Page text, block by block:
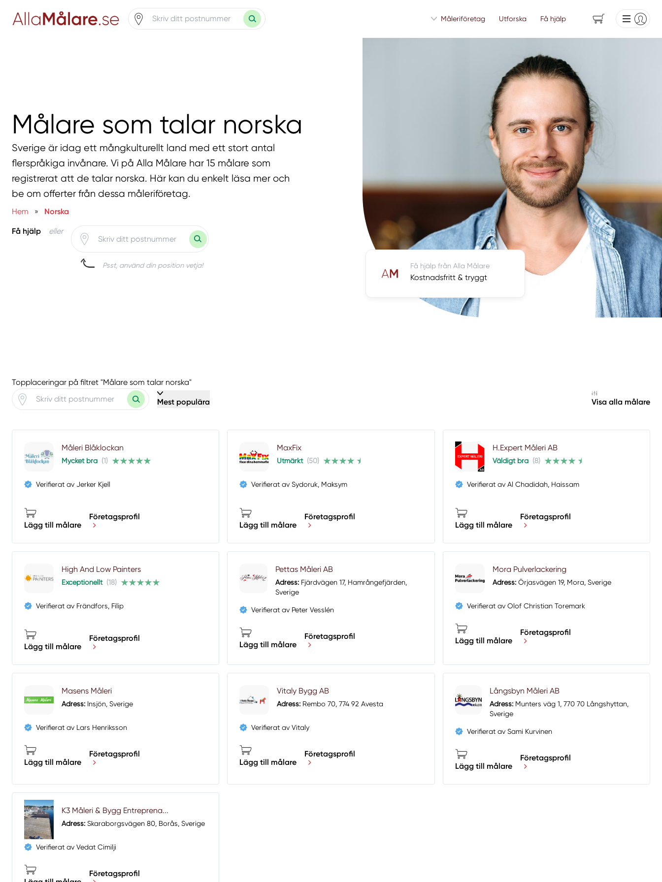
Måleriföretag Utforska Få hjälp
Målare som talar norska
Sverige är idag ett mångkulturellt land med ett stort antal
flerspråkiga invånare. Vi på Alla Målare har 15 målare som
registrerat att de talar norska. Här kan du enkelt läsa mer och
be om offerter från dessa måleriföretag.
Hem » Norska
Få hjälp eller
Psst, använd din position vetja! Få hjälp från Alla Målare
Kostnadsfritt & tryggt
Topplaceringar på filtret "Målare som talar norska"
Mest populära Visa alla målare
Måleri Blåklockan
Mycket bra (1)
Verifierat av Jerker Kjell
Lägg till målare
Företagsprofil
MaxFix
Utmärkt (50)
Verifierat av Sydoruk, Maksym
Lägg till målare
Företagsprofil
H.Expert Måleri AB
Väldigt bra (8)
Verifierat av Al Chadidah, Haissam
Lägg till målare
Företagsprofil
High And Low Painters
Exceptionellt (18)
Verifierat av Frändfors, Filip
Lägg till målare
Företagsprofil
Pettas Måleri AB
Adress:Fjärdvägen 17, Hamrångefjärden,
Sverige
Verifierat av Peter Vesslén
Lägg till målare
Företagsprofil
Mora Pulverlackering
Adress:Örjasvägen 19, Mora, Sverige
Verifierat av Olof Christian Toremark
Lägg till målare
Företagsprofil
Masens Måleri
Adress: Insjön, Sverige
Verifierat av Lars Henriksson
Lägg till målare
Företagsprofil
Vitaly Bygg AB
Adress: Rembo 70, 774 92 Avesta
Verifierat av Vitaly
Lägg till målare
Företagsprofil
Långsbyn Måleri AB
Adress:Munters väg 1, 770 70 Långshyttan,
Sverige
Verifierat av Sami Kurvinen
Lägg till målare
Företagsprofil
K3 Måleri & Bygg Entreprena...
Adress: Skaraborgsvägen 80, Borås, Sverige
Verifierat av Vedat Cimilji
Företagsprofil